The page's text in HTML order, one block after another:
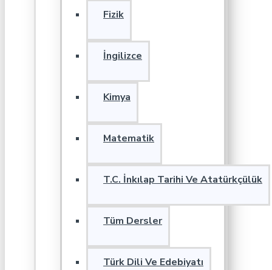
Fizik
İngilizce
Kimya
Matematik
T.C. İnkılap Tarihi Ve Atatürkçülük
Tüm Dersler
Türk Dili Ve Edebiyatı